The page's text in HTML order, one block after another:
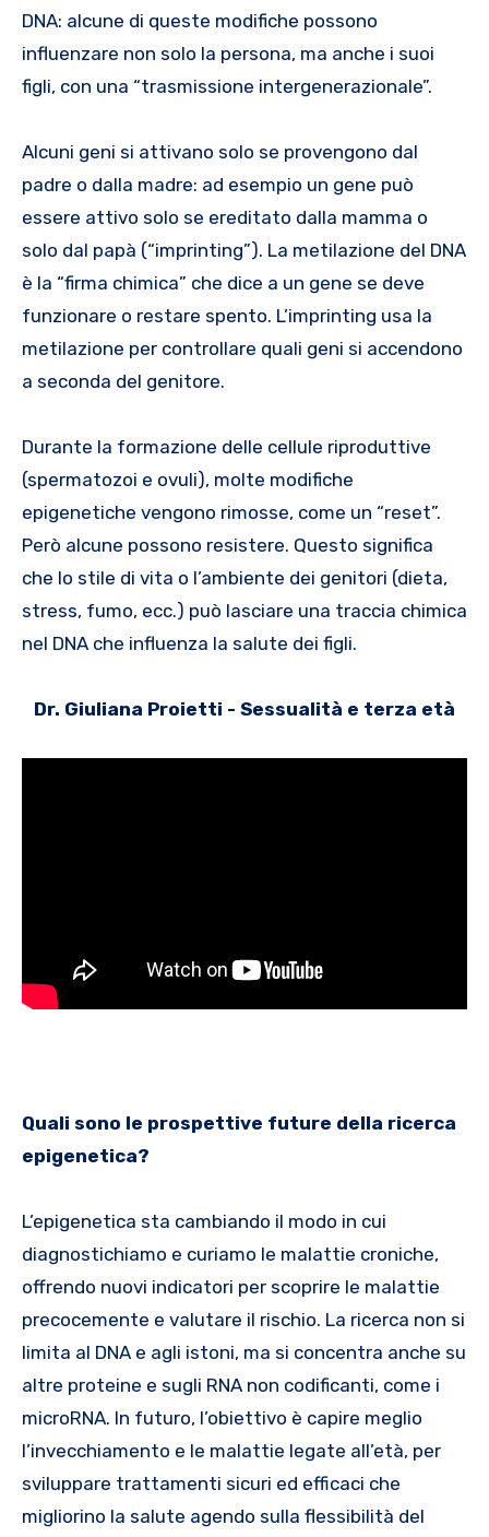
DNA: alcune di queste modifiche possono
influenzare non solo la persona, ma anche i suoi
figli, con una “trasmissione intergenerazionale”.
Alcuni geni si attivano solo se provengono dal
padre o dalla madre: ad esempio un gene può
essere attivo solo se ereditato dalla mamma o
solo dal papà (“imprinting”). La metilazione del DNA
è la “firma chimica” che dice a un gene se deve
funzionare o restare spento. L’imprinting usa la
metilazione per controllare quali geni si accendono
a seconda del genitore.
Durante la formazione delle cellule riproduttive
(spermatozoi e ovuli), molte modifiche
epigenetiche vengono rimosse, come un “reset”.
Però alcune possono resistere. Questo significa
che lo stile di vita o l’ambiente dei genitori (dieta,
stress, fumo, ecc.) può lasciare una traccia chimica
nel DNA che influenza la salute dei figli.
Dr. Giuliana Proietti - Sessualità e terza età
Quali sono le prospettive future della ricerca
epigenetica?
L’epigenetica sta cambiando il modo in cui
diagnostichiamo e curiamo le malattie croniche,
offrendo nuovi indicatori per scoprire le malattie
precocemente e valutare il rischio. La ricerca non si
limita al DNA e agli istoni, ma si concentra anche su
altre proteine e sugli RNA non codificanti, come i
microRNA. In futuro, l’obiettivo è capire meglio
l’invecchiamento e le malattie legate all’età, per
sviluppare trattamenti sicuri ed efficaci che
migliorino la salute agendo sulla flessibilità del